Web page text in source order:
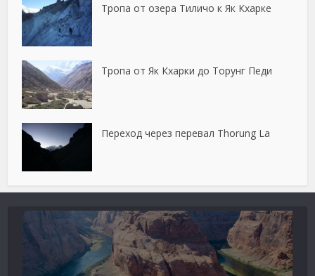
Тропа от озера Тиличо к Як Кхарке
Тропа от Як Кхарки до Торунг Педи
Переход через перевал Thorung La